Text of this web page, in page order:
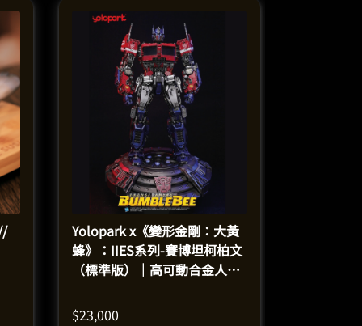
Yolopark x《變形金剛：大黃
蜂》：IIES系列-賽博坦柯柏文
（標準版）｜高可動合金人偶
$23,000